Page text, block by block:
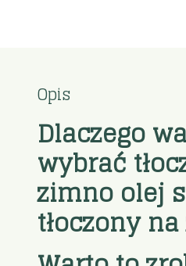
Opis
Dlaczego
wybrać
zimno olej
tłoczony